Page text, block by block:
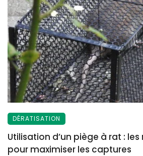
DÉRATISATION
Utilisation d’un piège à rat :
pour maximiser les captures